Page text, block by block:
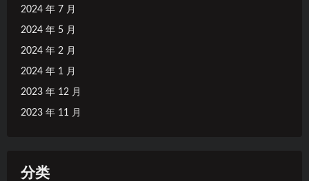
2024 年 7 月
2024 年 5 月
2024 年 2 月
2024 年 1 月
2023 年 12 月
2023 年 11 月
分类